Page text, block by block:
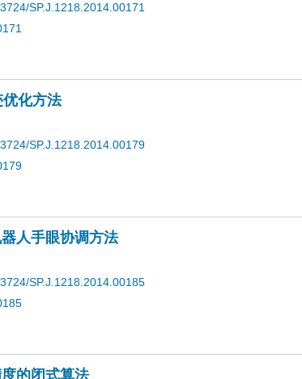
SP.J.1218.2014.00171
化方法
SP.J.1218.2014.00179
人手眼协调方法
SP.J.1218.2014.00185
的闭式算法